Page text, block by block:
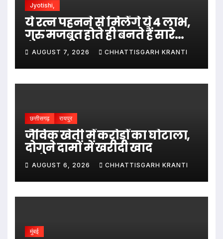
Jyotishi,
ये रत्न पहनने से मिलेंगे ये 4 लाभ,
गुरु मजबूत होते ही बनते हैं सारे
काम…
AUGUST 7, 2026 CHHATTISGARH KRANTI
छत्तीसगढ़ रायपुर
जैविक खेती में करोड़ों का घोटाला,
दोगुने दामों में खरीदी खाद
AUGUST 6, 2026 CHHATTISGARH KRANTI
मुंबई